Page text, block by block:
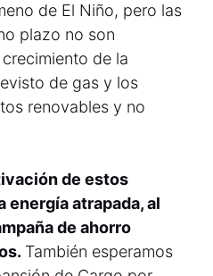
de El Niño, pero las
plazo no son
de la
de gas y los
renovables y no
de estos
energía atrapada, al
de ahorro
También esperamos